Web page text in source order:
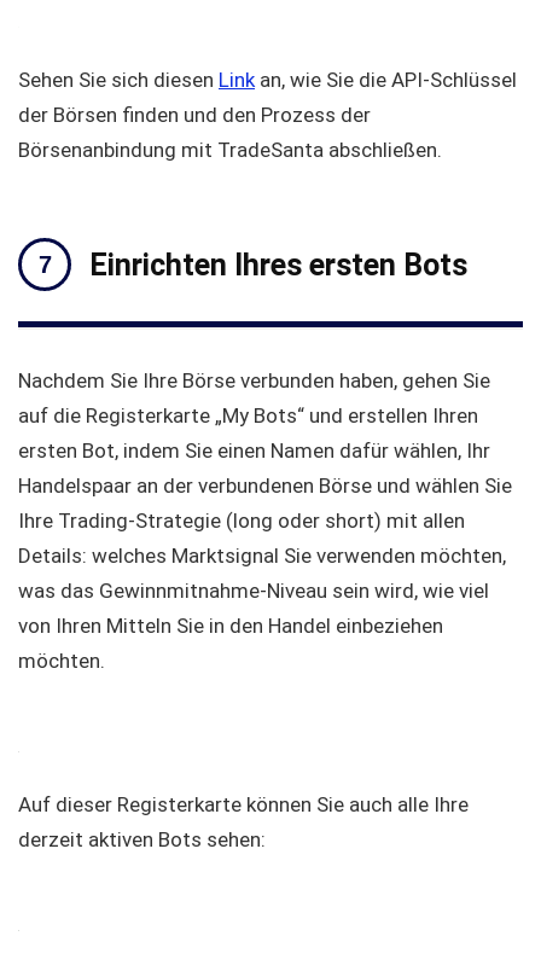
Sehen Sie sich diesen Linkan, wie Sie die API-Schlüssel
der Börsen finden und den Prozess der
Börsenanbindung mit TradeSanta abschließen.
Einrichten Ihres ersten Bots
Nachdem Sie Ihre Börse verbunden haben, gehen Sie
auf die Registerkarte „My Bots“ und erstellen Ihren
ersten Bot, indem Sie einen Namen dafür wählen, Ihr
Handelspaar an der verbundenen Börse und wählen Sie
Ihre Trading-Strategie (long oder short) mit allen
Details: welches Marktsignal Sie verwenden möchten,
was das Gewinnmitnahme-Niveau sein wird, wie viel
von Ihren Mitteln Sie in den Handel einbeziehen
möchten.
Auf dieser Registerkarte können Sie auch alle Ihre
derzeit aktiven Bots sehen: